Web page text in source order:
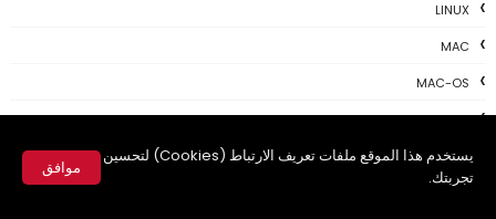
يستخدم هذا الموقع ملفات تعريف الارتباط (Cookies) لتحسين
تجربتك.
موافق
LINUX
MAC
MAC-OS
MAC-TIPS
MICROSOFT